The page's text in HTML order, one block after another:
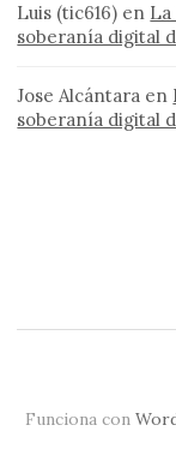
Luis (tic616) en La
soberanía digital
Jose Alcántara en
soberanía digital
Funciona con